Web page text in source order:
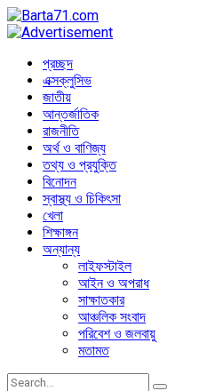
প্রচ্ছদ
এক্সক্লুসিভ
জাতীয়
আন্তর্জাতিক
রাজনীতি
অর্থ ও বাণিজ্য
তথ্য ও প্রযুক্তি
বিনোদন
স্বাস্থ্য ও চিকিৎসা
খেলা
শিক্ষাঙ্গন
অন্যান্য
লাইফস্টাইল
আইন ও অপরাধ
সাক্ষাতকার
আঞ্চলিক সংবাদ
পরিবেশ ও জলবায়ু
মতামত